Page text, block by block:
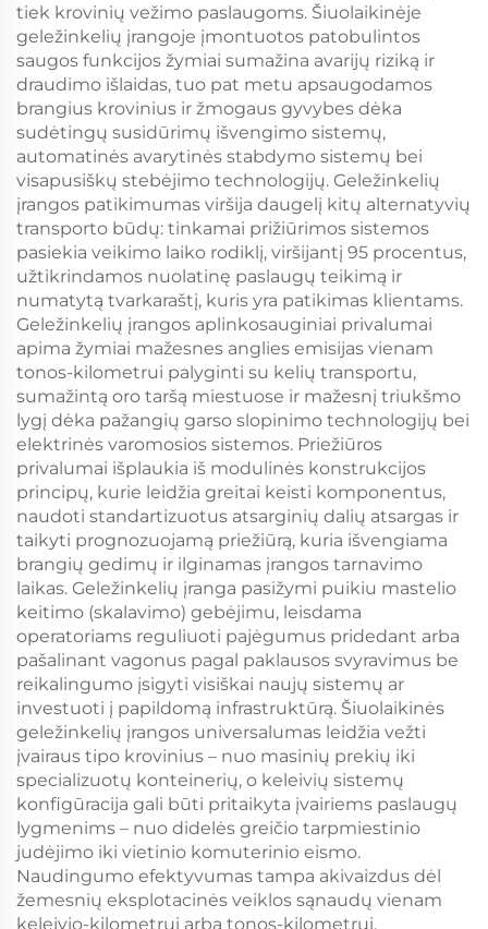
tiek krovinių vežimo paslaugoms. Šiuolaikinėje
geležinkelių įrangoje įmontuotos patobulintos
saugos funkcijos žymiai sumažina avarijų riziką ir
draudimo išlaidas, tuo pat metu apsaugodamos
brangius krovinius ir žmogaus gyvybes dėka
sudėtingų susidūrimų išvengimo sistemų,
automatinės avarytinės stabdymo sistemų bei
visapusiškų stebėjimo technologijų. Geležinkelių
įrangos patikimumas viršija daugelį kitų alternatyvių
transporto būdų: tinkamai prižiūrimos sistemos
pasiekia veikimo laiko rodiklį, viršijantį 95 procentus,
užtikrindamos nuolatinę paslaugų teikimą ir
numatytą tvarkaraštį, kuris yra patikimas klientams.
Geležinkelių įrangos aplinkosauginiai privalumai
apima žymiai mažesnes anglies emisijas vienam
tonos-kilometrui palyginti su kelių transportu,
sumažintą oro taršą miestuose ir mažesnį triukšmo
lygį dėka pažangių garso slopinimo technologijų bei
elektrinės varomosios sistemos. Priežiūros
privalumai išplaukia iš modulinės konstrukcijos
principų, kurie leidžia greitai keisti komponentus,
naudoti standartizuotus atsarginių dalių atsargas ir
taikyti prognozuojamą priežiūrą, kuria išvengiama
brangių gedimų ir ilginamas įrangos tarnavimo
laikas. Geležinkelių įranga pasižymi puikiu mastelio
keitimo (skalavimo) gebėjimu, leisdama
operatoriams reguliuoti pajėgumus pridedant arba
pašalinant vagonus pagal paklausos svyravimus be
reikalingumo įsigyti visiškai naujų sistemų ar
investuoti į papildomą infrastruktūrą. Šiuolaikinės
geležinkelių įrangos universalumas leidžia vežti
įvairaus tipo krovinius – nuo masinių prekių iki
specializuotų konteinerių, o keleivių sistemų
konfigūracija gali būti pritaikyta įvairiems paslaugų
lygmenims – nuo didelės greičio tarpmiestinio
judėjimo iki vietinio komuterinio eismo.
Naudingumo efektyvumas tampa akivaizdus dėl
žemesnių eksplotacinės veiklos sąnaudų vienam
keleivio-kilometrui arba tonos-kilometrui,